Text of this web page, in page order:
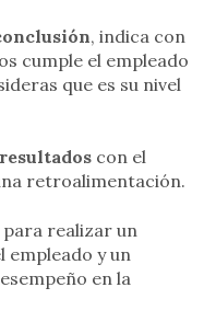
, indica con
cumple el empleado
que es su nivel
con el
retroalimentación.
realizar un
empleado y un
en la